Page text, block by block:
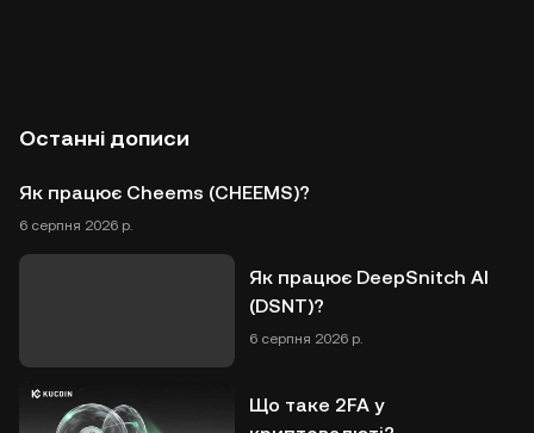
Останні дописи
Як працює Cheems (CHEEMS)?
6 серпня 2026 р.
Як працює DeepSnitch AI
(DSNT)?
6 серпня 2026 р.
Що таке 2FA у